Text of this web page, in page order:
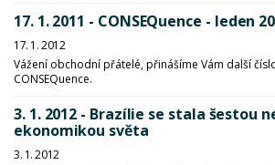
17. 1. 2011 - CONSEQuence - leden
17. 1. 2012
Vážení obchodní přátelé, přinášíme Vám další
CONSEQuence.
3. 1. 2012 - Brazílie se stala šestou
ekonomikou světa
3. 1. 2012